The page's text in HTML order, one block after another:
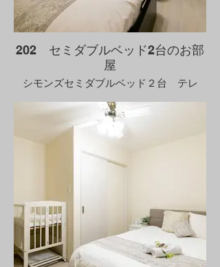
202 セミダブルベッド2台のお部
屋
シモンズセミダブルベッド２台 テレ
ー